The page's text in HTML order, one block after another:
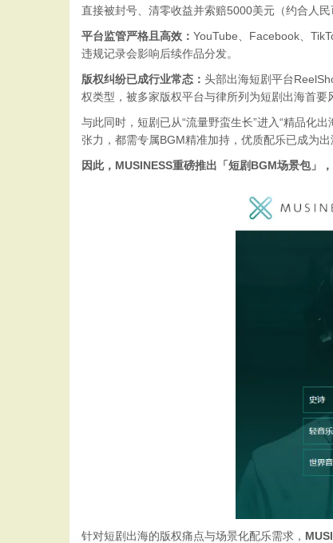
直接被封号、清零收益并索赔5000美元（约合人民
平台监管严格且高效： YouTube、Facebook、
违规记录会影响后续作品分发。
版权纠纷已成行业常态： 头部出海短剧平台
权类型，被多家版权平台与律所列为短剧出海首要
与此同时，短剧已从“流量野蛮生长”进入“精品化
张力，都需专属BGM精准加持，优质配乐已成为出
因此，MUSINESS重磅推出「短剧BGM场景包」
针对短剧出海的版权痛点与场景化配乐需求，